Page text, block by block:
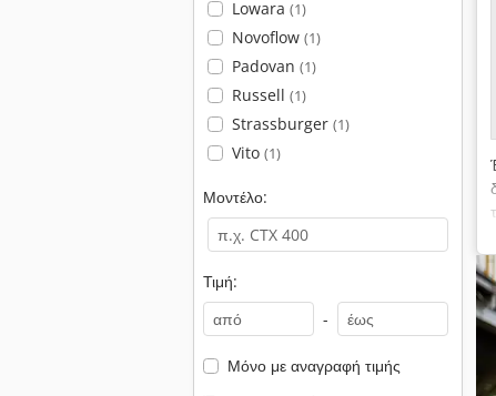
Lowara (1)
Novoflow (1)
Padovan (1)
Russell (1)
Strassburger (1)
Vito (1)
Μοντέλο:
Τιμή:
-
Μόνο με αναγραφή τιμής